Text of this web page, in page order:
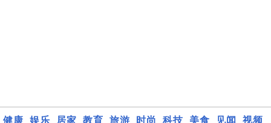
健康 娱乐 居家 教育 旅游 时尚 科技 美食 见闻 视频